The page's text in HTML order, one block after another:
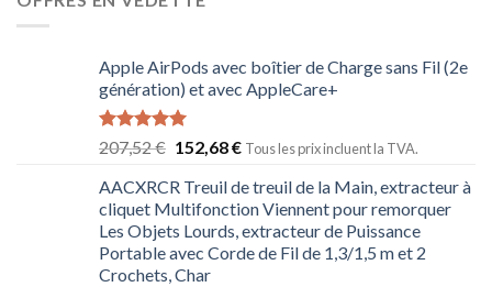
Apple AirPods avec boîtier de Charge sans Fil (2e
génération) et avec AppleCare+
Note5.00
sur 5
207,52€ 152,68€ Tous les prix incluent la TVA.
AACXRCR Treuil de treuil de la Main, extracteur à
cliquet Multifonction Viennent pour remorquer
Les Objets Lourds, extracteur de Puissance
Portable avec Corde de Fil de 1,3/1,5 m et 2
Crochets, Char